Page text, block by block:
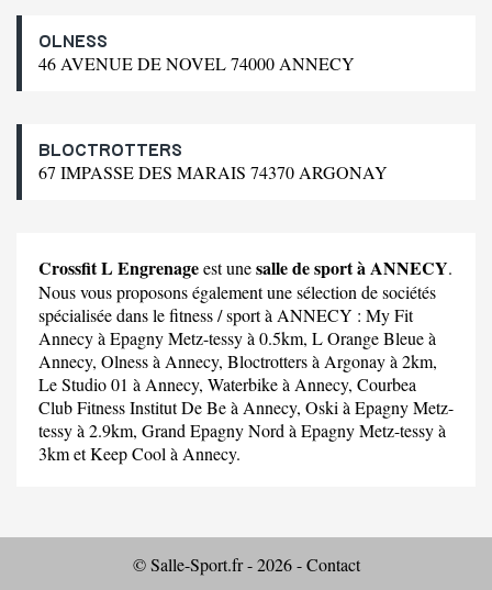
OLNESS
46 AVENUE DE NOVEL 74000 ANNECY
BLOCTROTTERS
67 IMPASSE DES MARAIS 74370 ARGONAY
Crossfit L Engrenageest unesalle de sport à ANNECY.
Nous vous proposons également une sélection de sociétés
spécialisée dans le fitness / sport à ANNECY : My Fit
Annecyà Epagny Metz-tessy à 0.5km, L Orange Bleueà
Annecy, Olnessà Annecy, Bloctrottersà Argonay à 2km,
Le Studio 01 à Annecy, Waterbikeà Annecy, Courbea
Club Fitness Institut De Beà Annecy, Oski à Epagny Metz-
tessy à 2.9km, Grand Epagny Nord à Epagny Metz-tessy à
3km etKeep Cool à Annecy.
© Salle-Sport.fr - 2026 -Contact